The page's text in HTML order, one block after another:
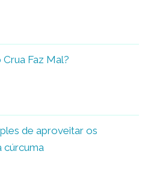
Faz Mal?
de aproveitar os
cúrcuma